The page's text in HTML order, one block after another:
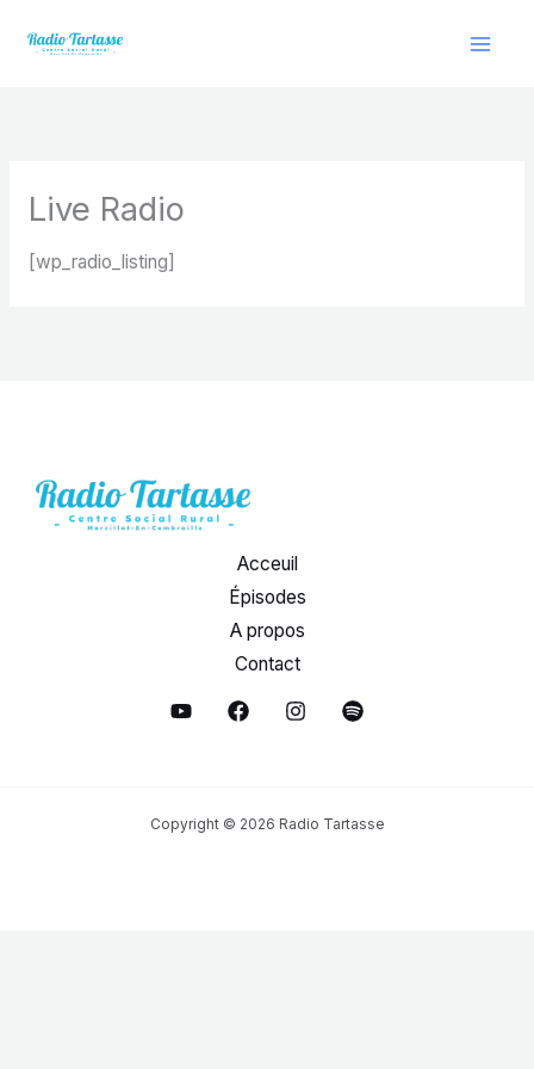
Live Radio
[wp_radio_listing]
Acceuil
Épisodes
A propos
Contact
Copyright © 2026 Radio Tartasse